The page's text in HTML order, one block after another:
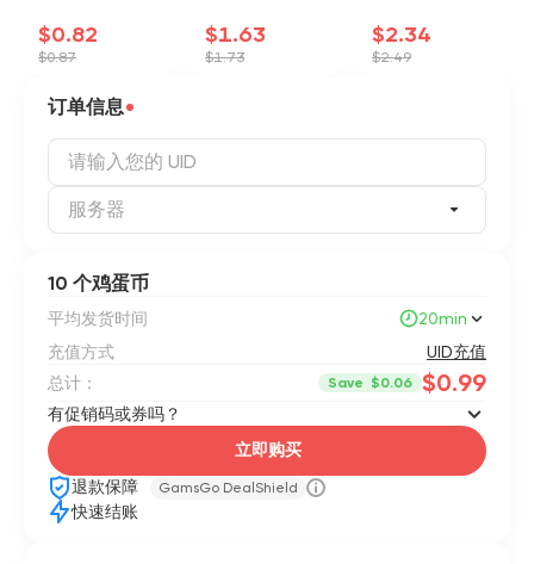
$0.82
$0.87
$1.63
$1.73
$2.34
$2.49
订单信息
服务器
10 个鸡蛋币
平均发货时间
20min
充值方式
UID充值
总计：
Save $0.06 $0.99
有促销码或券吗？
立即购买
退款保障 GamsGo DealShield
快速结账